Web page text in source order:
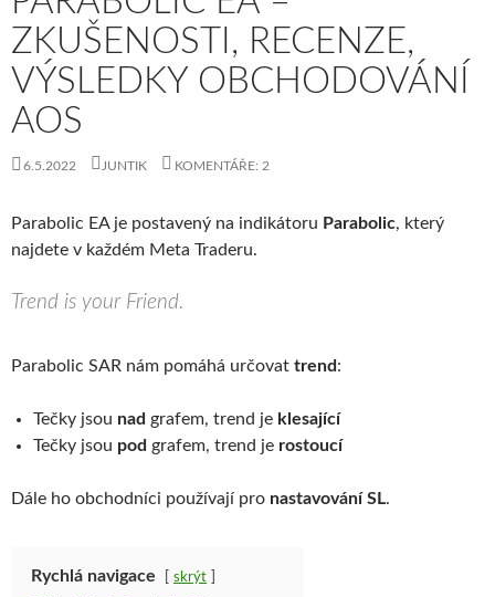
ZKUŠENOSTI, RECENZE,
VÝSLEDKY OBCHODOVÁNÍ
AOS
6.5.2022 JUNTIK KOMENTÁŘE: 2
Parabolic EA je postavený na indikátoru Parabolic, který
najdete v každém Meta Traderu.
Trend is your Friend.
Parabolic SAR nám pomáhá určovat trend:
Tečky jsou nad grafem, trend je klesající
Tečky jsou pod grafem, trend je rostoucí
Dále ho obchodníci používají pro nastavování SL.
Rychlá navigace skrýt